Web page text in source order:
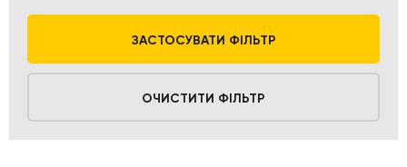
ЗАСТОСУВАТИ ФІЛЬТР
ОЧИСТИТИ ФІЛЬТР